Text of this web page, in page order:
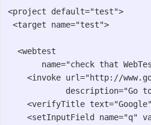
<project default="test">
<target name="test">
  <webtest
name="check that
<invoke url="http://
description="Go
<verifyTitle
<setInputField name="q"